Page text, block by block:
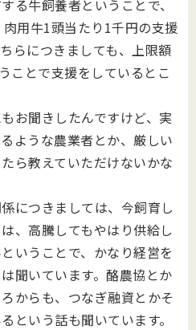
る牛飼養者ということで、
用牛1頭当たり1千円の支援
らにつきましても、上限額
ことで支援をしているとこ
お聞きしたんですけど、実
ような農業者とか、厳しい
ら教えていただけないかな
につきましては、今飼育し
、高騰してもやはり供給し
いうことで、かなり経営を
聞いています。酪農協とか
からも、つなぎ融資とかそ
という話も聞いています。